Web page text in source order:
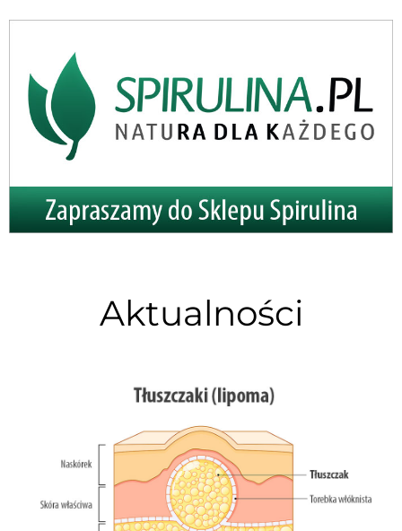
Aktualności